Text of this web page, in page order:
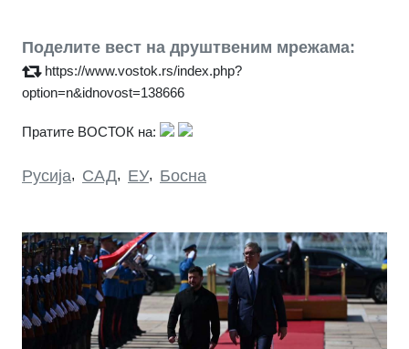
Поделите вест на друштвеним мрежама:
https://www.vostok.rs/index.php?
option=n&idnovost=138666
Пратите ВОСТОК на:
Русија, САД, ЕУ, Босна